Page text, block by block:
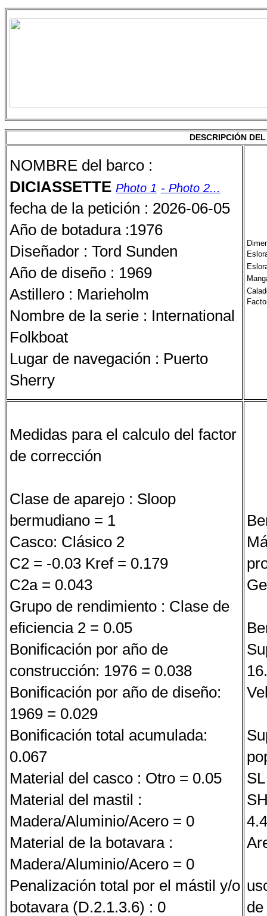
DESCRIPCIÓN
NOMBRE del barco :
DICIASSETTE Photo 1 - Photo 2...
fecha de la petición : 2026-06-05
Año de botadura :1976
Diseñador : Tord Sunden
Año de diseño : 1969
Astillero : Marieholm
Nombre de la serie : International
Folkboat
Lugar de navegación : Puerto
Sherry
Medidas para el calculo del factor
de corrección
Clase de aparejo : Sloop
bermudiano = 1
Casco: Clásico 2
C2 = -0.03 Kref = 0.179
C2a = 0.043
Grupo de rendimiento : Clase de
eficiencia 2 = 0.05
Bonificación por año de
construcción: 1976 = 0.038
Bonificación por año de diseño:
1969 = 0.029
Bonificación total acumulada:
0.067
Material del casco : Otro = 0.05
Material del mastil :
Madera/Aluminio/Acero = 0
Material de la botavara :
Madera/Aluminio/Acero = 0
Penalización total por el mástil y/o
botavara (D.2.1.3.6) : 0